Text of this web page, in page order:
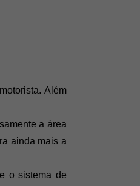
Além
a área
ainda mais a
o sistema de